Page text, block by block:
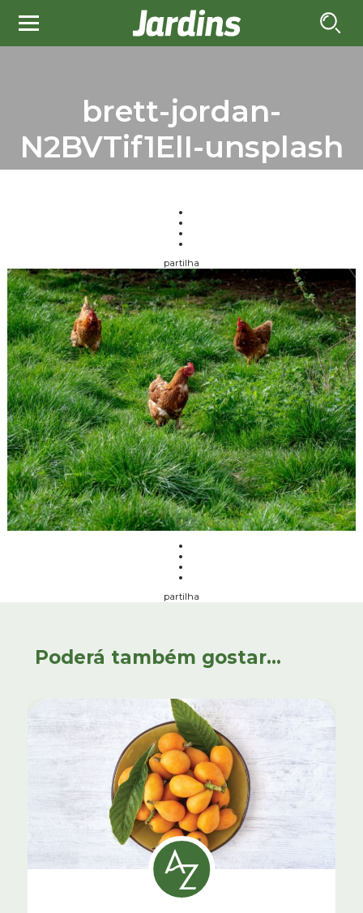
brett-jordan-
N2BVTif1ElI-unsplash
partilha
partilha
Poderá também gostar...